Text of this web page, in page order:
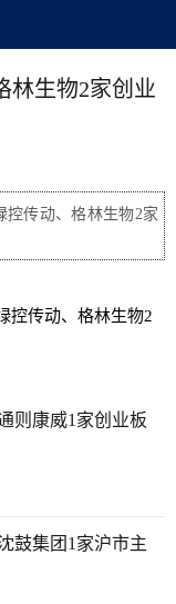
林生物2家创业
控传动、格林生物2家
控传动、格林生物2
则康威1家创业板
鼓集团1家沪市主